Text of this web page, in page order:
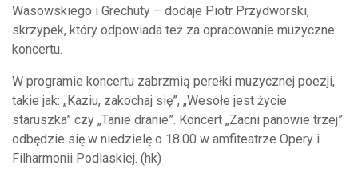
Wasowskiego i Grechuty – dodaje Piotr Przydworski,
skrzypek, który odpowiada też za opracowanie muzyczne
koncertu.
W programie koncertu zabrzmią perełki muzycznej poezji,
takie jak: „Kaziu, zakochaj się”, „Wesołe jest życie
staruszka” czy „Tanie dranie”. Koncert „Zacni panowie trzej”
odbędzie się w niedzielę o 18:00 w amfiteatrze Opery i
Filharmonii Podlaskiej. (hk)